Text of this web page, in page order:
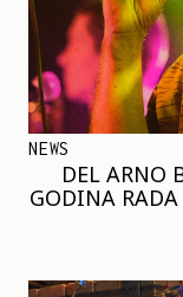
NEWS
DEL ARNO
GODINA RADA